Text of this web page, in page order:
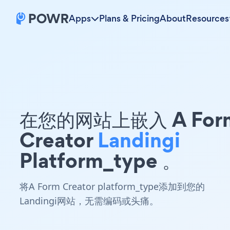
Apps Plans & PricingAboutResources
在您的网站上嵌入 A
CreatorLandingi
Platform_type 。
将A Form Creator platform_type添加到您的
Landingi网站，无需编码或头痛。